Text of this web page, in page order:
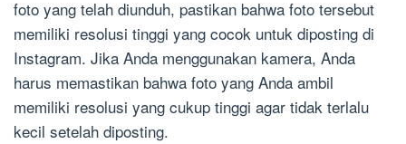
foto yang telah diunduh, pastikan bahwa foto tersebut
memiliki resolusi tinggi yang cocok untuk diposting di
Instagram. Jika Anda menggunakan kamera, Anda
harus memastikan bahwa foto yang Anda ambil
memiliki resolusi yang cukup tinggi agar tidak terlalu
kecil setelah diposting.